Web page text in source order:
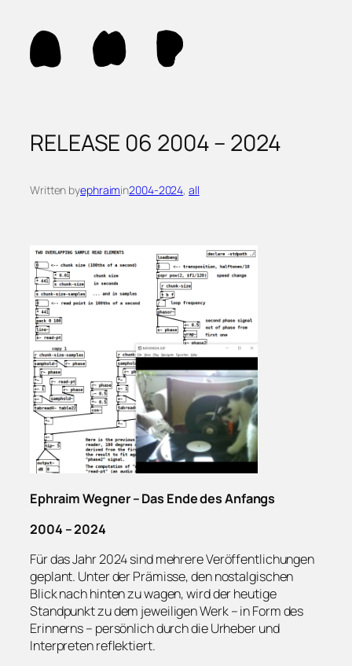
content
RELEASE 06 2004 – 2024
Written byephraimin2004-2024, all
Ephraim Wegner – Das Ende des Anfangs
2004 – 2024
Für das Jahr 2024 sind mehrere Veröffentlichungen
geplant. Unter der Prämisse, den nostalgischen
Blick nach hinten zu wagen, wird der heutige
Standpunkt zu dem jeweiligen Werk – in Form des
Erinnerns – persönlich durch die Urheber und
Interpreten reflektiert.